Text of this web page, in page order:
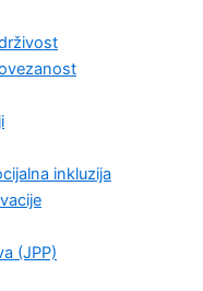
inkluzija
(JPP)